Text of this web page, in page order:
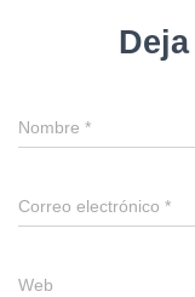
Nombre *
Correo electrónico *
Web